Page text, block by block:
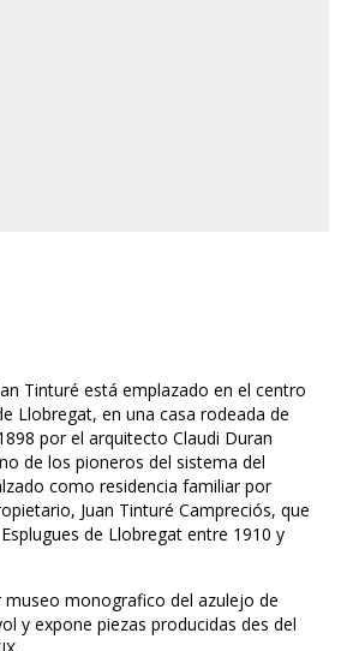
Tinturé está emplazado en el centro
Llobregat, en una casa rodeada de
por el arquitecto Claudi Duran
de los pioneros del sistema del
como residencia familiar por
Juan Tinturé Campreciós, que
de Llobregat entre 1910 y
museo monografico del azulejo de
y expone piezas producidas des del